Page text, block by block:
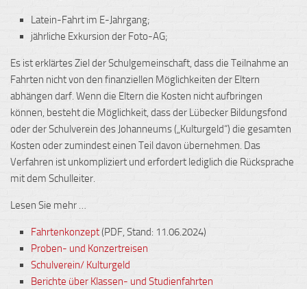
Latein-Fahrt im E-Jahrgang;
jährliche Exkursion der Foto-AG;
Es ist erklärtes Ziel der Schulgemeinschaft, dass die Teilnahme an
Fahrten nicht von den finanziellen Möglichkeiten der Eltern
abhängen darf. Wenn die Eltern die Kosten nicht aufbringen
können, besteht die Möglichkeit, dass der Lübecker Bildungsfond
oder der Schulverein des Johanneums („Kulturgeld“) die gesamten
Kosten oder zumindest einen Teil davon übernehmen. Das
Verfahren ist unkompliziert und erfordert lediglich die Rücksprache
mit dem Schulleiter.
Lesen Sie mehr …
Fahrtenkonzept(PDF, Stand: 11.06.2024)
Proben- und Konzertreisen
Schulverein/ Kulturgeld
Berichte über Klassen- und Studienfahrten